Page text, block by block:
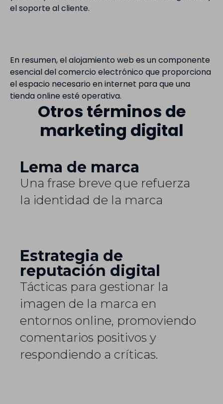
el soporte al cliente.
En resumen, el alojamiento web es un componente
esencial del comercio electrónico que proporciona
el espacio necesario en internet para que una
tienda online esté operativa.
Otros términos de
marketing digital
Lema de marca
Una frase breve que refuerza
la identidad de la marca
Estrategia de
reputación digital
Tácticas para gestionar la
imagen de la marca en
entornos online, promoviendo
comentarios positivos y
respondiendo a críticas.